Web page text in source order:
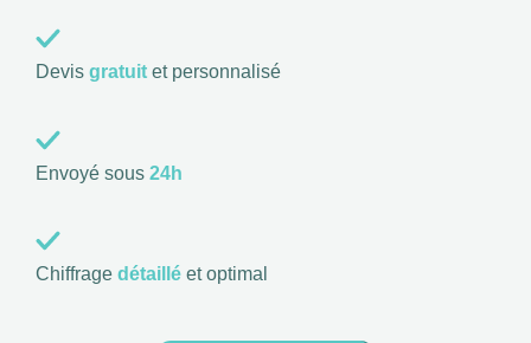
Devis gratuit et personnalisé
Envoyé sous 24h
Chiffrage détaillé et optimal